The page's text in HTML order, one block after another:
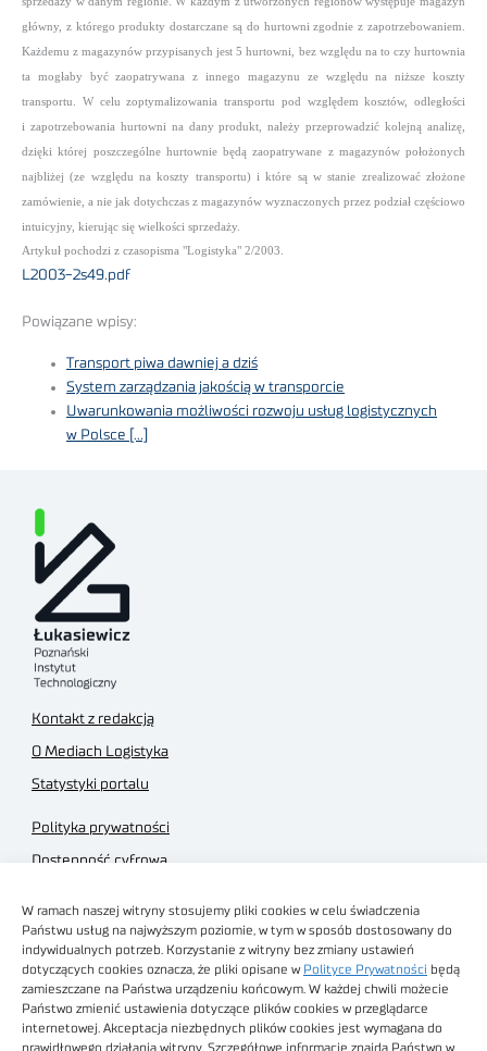
W ramach naszej witryny stosujemy pliki cookies w celu świadczenia
Państwu usług na najwyższym poziomie, w tym w sposób dostosowany do
indywidualnych potrzeb. Korzystanie z witryny bez zmiany ustawień
dotyczących cookies oznacza, że pliki opisane w Polityce Prywatności będą
zamieszczane na Państwa urządzeniu końcowym. W każdej chwili możecie
Państwo zmienić ustawienia dotyczące plików cookies w przeglądarce
internetowej. Akceptacja niezbędnych plików cookies jest wymagana do
prawidłowego działania witryny. Szczegółowe informacje znajdą Państwo w
główny, z którego produkty dostarczane są do hurtowni zgodnie z zapotrzebowaniem.
Każdemu z magazynów przypisanych jest 5 hurtowni, bez względu na to czy hurtownia
ta mogłaby być zaopatrywana z innego magazynu ze względu na niższe koszty
transportu. W celu zoptymalizowania transportu pod względem kosztów, odległości
i zapotrzebowania hurtowni na dany produkt, należy przeprowadzić kolejną analizę,
dzięki której poszczególne hurtownie będą zaopatrywane z magazynów położonych
najbliżej (ze względu na koszty transportu) i które są w stanie zrealizować złożone
zamówienie, a nie jak dotychczas z magazynów wyznaczonych przez podział częściowo
intuicyjny, kierując się wielkości sprzedaży.
Artykuł pochodzi z czasopisma "Logistyka" 2/2003.
L2003-2s49.pdf
Powiązane wpisy:
Transport piwa dawniej a dziś
System zarządzania jakością w transporcie
Uwarunkowania możliwości rozwoju usług logistycznych
w Polsce […]
Kontakt z redakcją
O Mediach Logistyka
Statystyki portalu
Polityka prywatności
Dostępność cyfrowa
Regulamin sklepu
Obrazy stockowe